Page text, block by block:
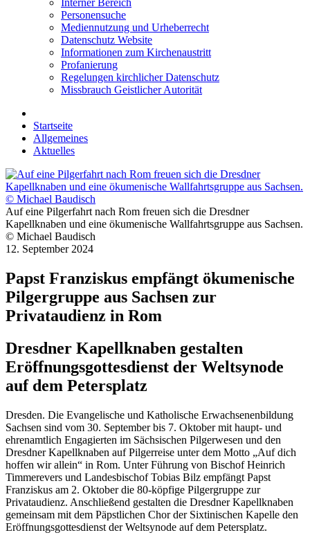
Interner Bereich
Personensuche
Mediennutzung und Urheberrecht
Datenschutz Website
Informationen zum Kirchenaustritt
Profanierung
Regelungen kirchlicher Datenschutz
Missbrauch Geistlicher Autorität
Startseite
Allgemeines
Aktuelles
Auf eine Pilgerfahrt nach Rom freuen sich die Dresdner
Kapellknaben und eine ökumenische Wallfahrtsgruppe aus Sachsen.
© Michael Baudisch
12. September 2024
Papst Franziskus empfängt ökumenische
Pilgergruppe aus Sachsen zur
Privataudienz in Rom
Dresdner Kapellknaben gestalten
Eröffnungsgottesdienst der Weltsynode
auf dem Petersplatz
Dresden. Die Evangelische und Katholische Erwachsenenbildung
Sachsen sind vom 30. September bis 7. Oktober mit haupt- und
ehrenamtlich Engagierten im Sächsischen Pilgerwesen und den
Dresdner Kapellknaben auf Pilgerreise unter dem Motto „Auf dich
hoffen wir allein“ in Rom. Unter Führung von Bischof Heinrich
Timmerevers und Landesbischof Tobias Bilz empfängt Papst
Franziskus am 2. Oktober die 80-köpfige Pilgergruppe zur
Privataudienz. Anschließend gestalten die Dresdner Kapellknaben
gemeinsam mit dem Päpstlichen Chor der Sixtinischen Kapelle den
Eröffnungsgottesdienst der Weltsynode auf dem Petersplatz.